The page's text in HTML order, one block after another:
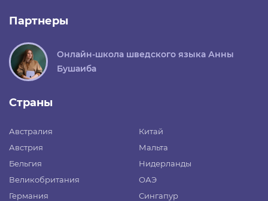
Партнеры
Онлайн-школа шведского языка Анны
Бушаиба
Страны
Австралия
Австрия
Бельгия
Великобритания
Германия
Китай
Мальта
Нидерланды
ОАЭ
Сингапур